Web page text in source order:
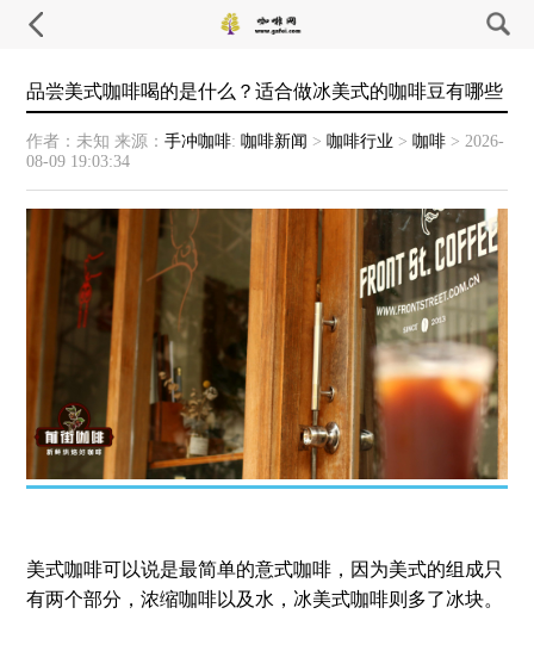
品尝美式咖啡喝的是什么？适合做冰美式的咖啡豆有哪些
作者：未知 来源：手冲咖啡:咖啡新闻 >咖啡行业 >咖啡 >2026-
08-09 19:03:34
美式咖啡可以说是最简单的意式咖啡，因为美式的组成只
有两个部分，浓缩咖啡以及水，冰美式咖啡则多了冰块。